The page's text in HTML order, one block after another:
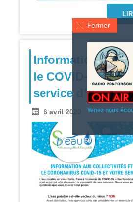
Fermer
Venez nous
Information aux
le COVID-19 et
service d’eau
6 avril 2020